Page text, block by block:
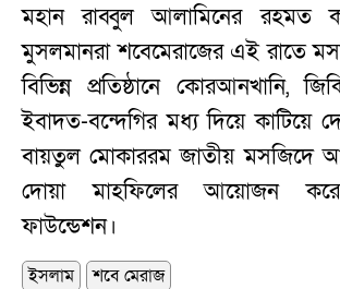
মহান রাব্বুল আলামিনের রহমত
মুসলমানরা শবেমেরাজের এই রাতে
বিভিন্ন প্রতিষ্ঠানে কোরআনখানি,
ইবাদত-বন্দেগির মধ্য দিয়ে কাটিয়ে
বায়তুল মোকাররম জাতীয় মসজিদে
দোয়া মাহফিলের আয়োজন
ফাউন্ডেশন।
ইসলাম
শবে মেরাজ